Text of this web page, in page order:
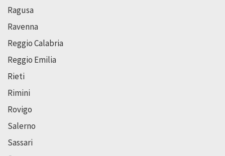
Ragusa
Ravenna
Reggio Calabria
Reggio Emilia
Rieti
Rimini
Rovigo
Salerno
Sassari